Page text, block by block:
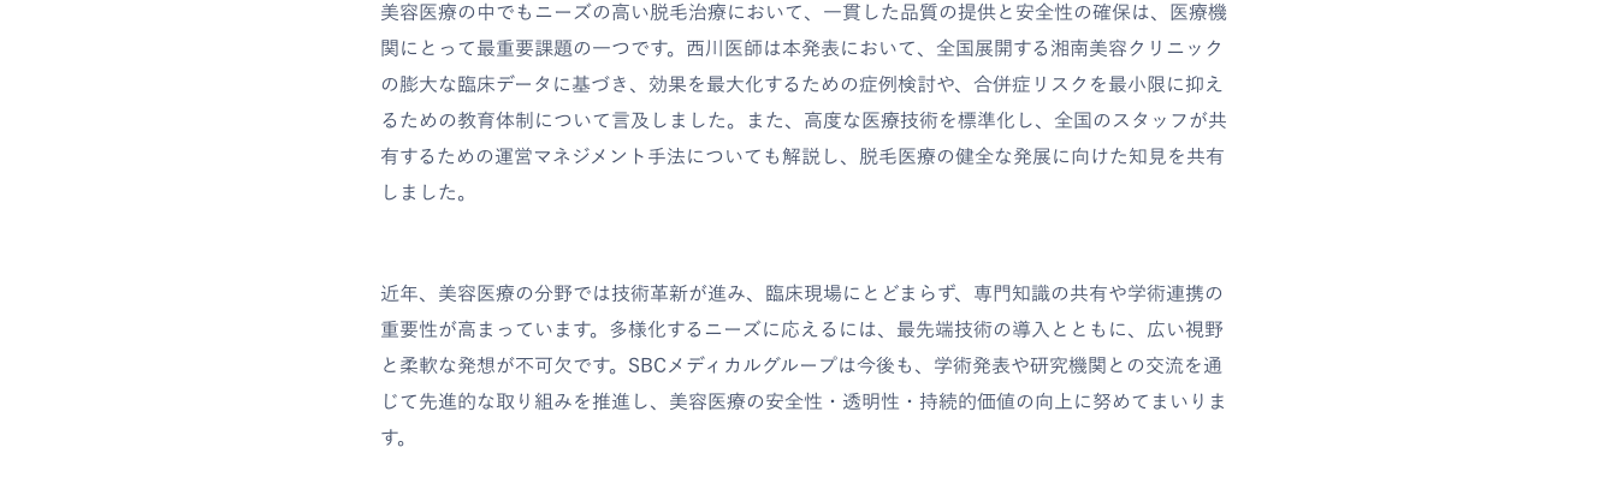
美容医療の中でもニーズの高い脱毛治療において、一貫した品質の提供と安全性の確保は、医療機
関にとって最重要課題の一つです。西川医師は本発表において、全国展開する湘南美容クリニック
の膨大な臨床データに基づき、効果を最大化するための症例検討や、合併症リスクを最小限に抑え
るための教育体制について言及しました。また、高度な医療技術を標準化し、全国のスタッフが共
有するための運営マネジメント手法についても解説し、脱毛医療の健全な発展に向けた知見を共有
しました。
近年、美容医療の分野では技術革新が進み、臨床現場にとどまらず、専門知識の共有や学術連携の
重要性が高まっています。多様化するニーズに応えるには、最先端技術の導入とともに、広い視野
と柔軟な発想が不可欠です。SBCメディカルグループは今後も、学術発表や研究機関との交流を通
じて先進的な取り組みを推進し、美容医療の安全性・透明性・持続的価値の向上に努めてまいりま
す。